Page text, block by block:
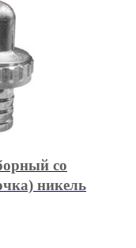
со
никель